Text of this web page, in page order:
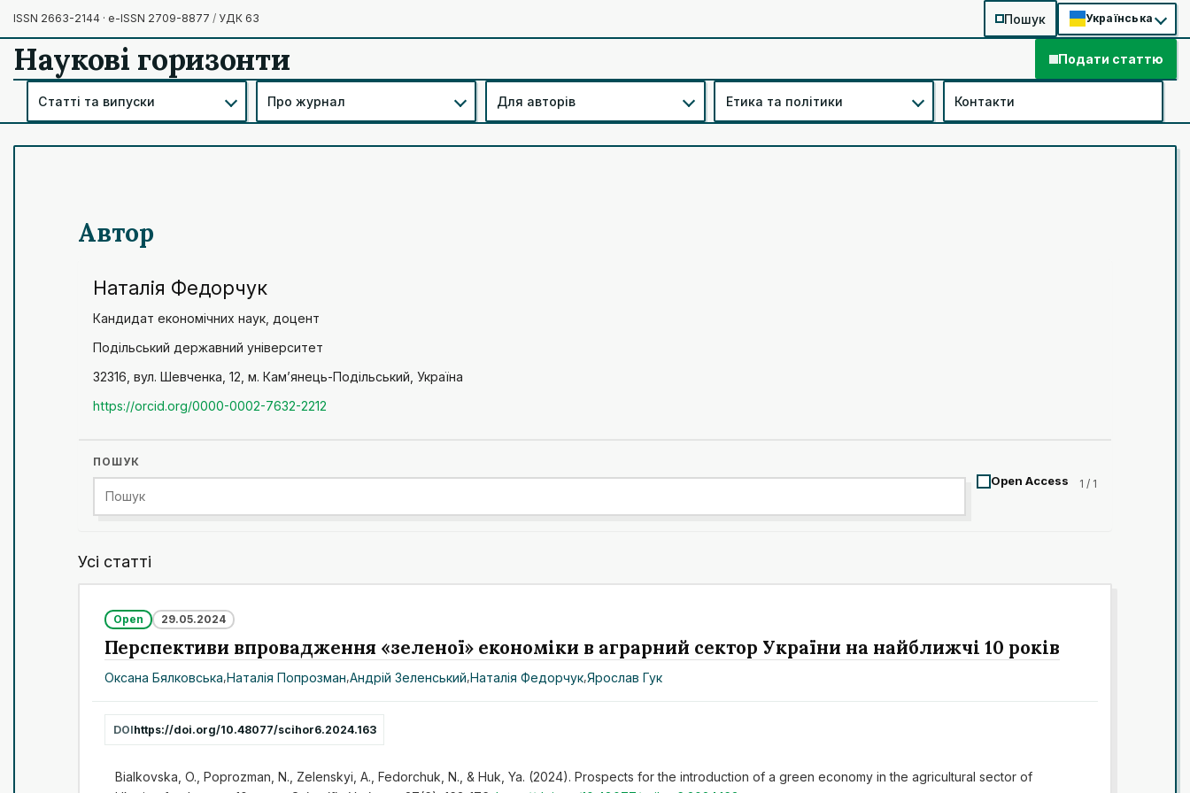
ISSN 2663-2144 · e-ISSN 2709-8877 / УДК 63 Пошук Українська
Наукові горизонти Подати статтю
Статті та випуски Про журнал Для авторів Етика та політики Контакти
Автор
Наталія Федорчук
Кандидат економічних наук, доцент
Подільський державний університет
32316, вул. Шевченка, 12, м. Кам’янець-Подільський, Україна
https://orcid.org/0000-0002-7632-2212
ПОШУК
Open Access 1 / 1
Усі статті
Open 29.05.2024
Перспективи впровадження «зеленої» економіки в аграрний сектор України на найближчі 10 років
Оксана Бялковська,Наталія Попрозман,Андрій Зеленський,Наталія Федорчук,Ярослав Гук
DOIhttps://doi.org/10.48077/scihor6.2024.163
Bialkovska, O., Poprozman, N., Zelenskyi, A., Fedorchuk, N., & Huk, Ya. (2024). Prospects for the introduction of a green economy in the agricultural sector of